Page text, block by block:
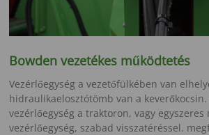
Bowden vezetékes működtetés
Vezérlőegység a vezetőfülkében van
hidraulikaelosztótömb van a
vezérlőegység a traktoron, vagy egyszeres
vezérlőegység, szabad visszatéréssel.